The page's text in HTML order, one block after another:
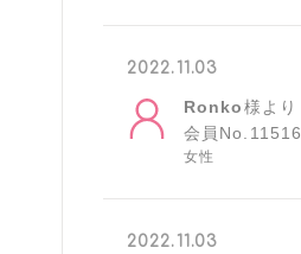
2022.11.03
Ronko様より
会員No.11516
女性
2022.11.03